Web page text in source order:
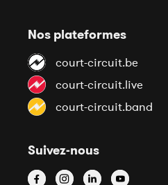
Nos plateformes
court-circuit.be
court-circuit.live
court-circuit.band
Suivez-nous